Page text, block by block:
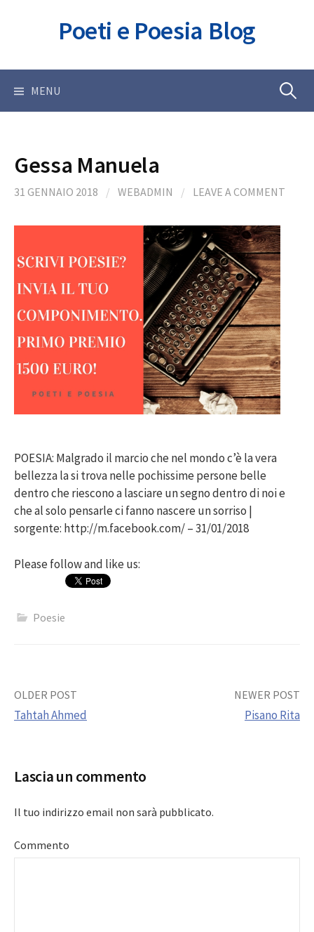
Poeti e Poesia Blog
MENU Ricerca
Gessa Manuela
31 GENNAIO 2018 / WEBADMIN / LEAVE A COMMENT
POESIA: Malgrado il marcio che nel mondo c’è la vera
bellezza la si trova nelle pochissime persone belle
dentro che riescono a lasciare un segno dentro di noi e
che al solo pensarle ci fanno nascere un sorriso |
sorgente: http://m.facebook.com/ – 31/01/2018
Please follow and like us:
Poesie
Post
OLDER POST
Tahtah Ahmed
NEWER POST
Pisano Rita
Lascia un commento
Il tuo indirizzo email non sarà pubblicato.
Commento